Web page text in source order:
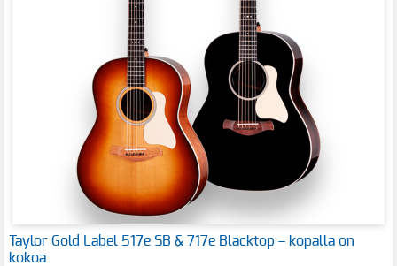
Taylor Gold Label 517e SB & 717e Blacktop – kopalla on
kokoa